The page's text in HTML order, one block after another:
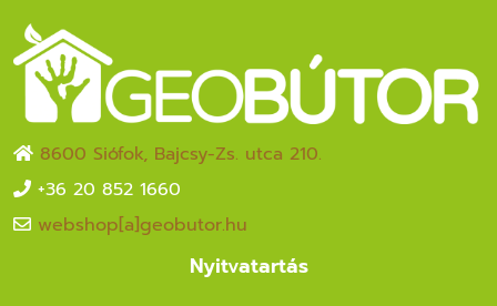
8600 Siófok, Bajcsy-Zs. utca 210.
+36 20 852 1660
webshop[a]geobutor.hu
Nyitvatartás